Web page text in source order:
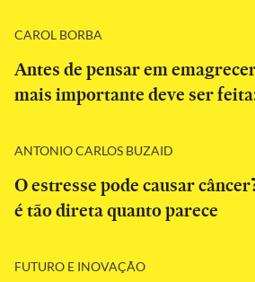
CAROL BORBA
Antes de pensar em
mais importante deve ser
ANTONIO CARLOS BUZAID
O estresse pode causar
é tão direta quanto parece
FUTURO E INOVAÇÃO